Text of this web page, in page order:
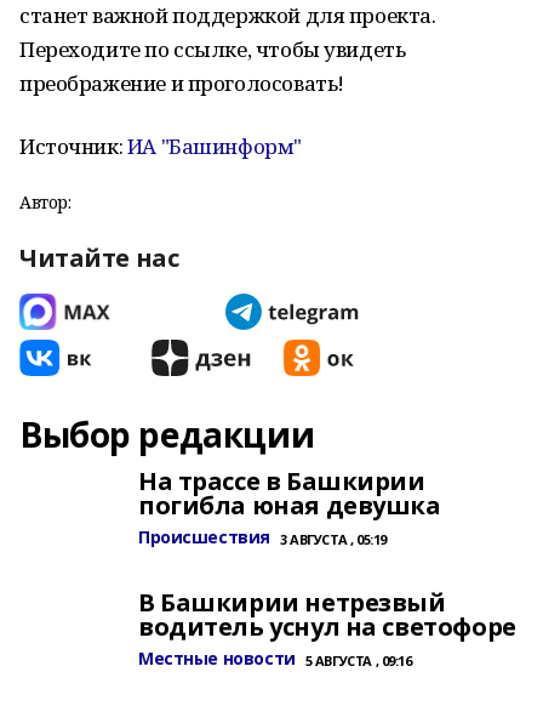
станет важной поддержкой для проекта.
Переходите по ссылке, чтобы увидеть
преображение и проголосовать!
Источник:ИА "Башинформ"
Автор:
Читайте нас
Выбор редакции
На трассе в Башкирии
погибла юная девушка
Происшествия 3 АВГУСТА , 05:19
В Башкирии нетрезвый
водитель уснул на светофоре
Местные новости 5 АВГУСТА , 09:16